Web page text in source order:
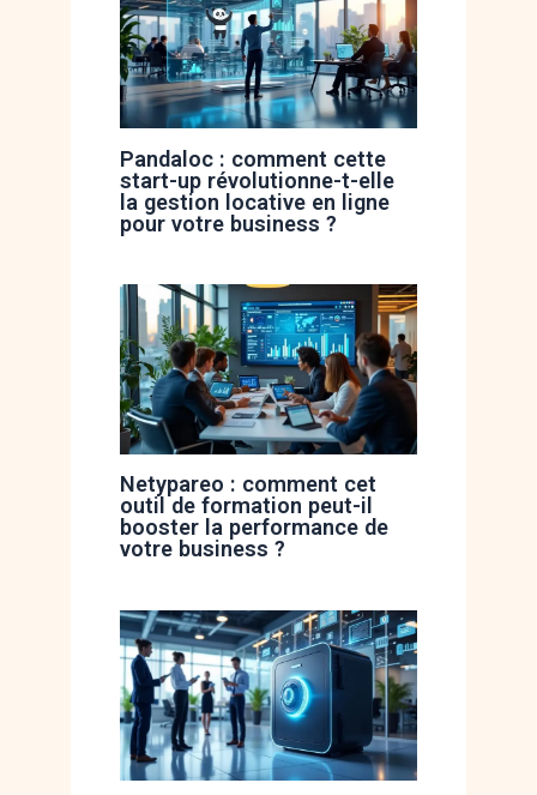
Pandaloc : comment cette
start-up révolutionne-t-elle
la gestion locative en ligne
pour votre business ?
Netypareo : comment cet
outil de formation peut-il
booster la performance de
votre business ?